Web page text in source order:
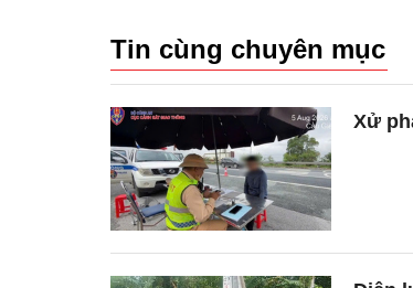
Tin cùng chuyên mục
Xử